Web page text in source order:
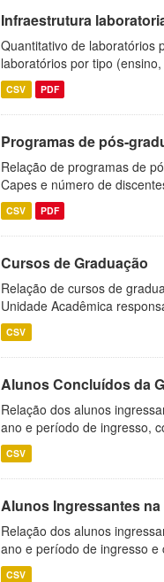
Infraestrutura
Quantitativo de laboratórios
laboratórios por tipo
CSV PDF
Programas de pós-
Relação de programas de
Capes e número de
CSV PDF
Cursos de Graduação
Relação de cursos de
Unidade Acadêmica
CSV
Alunos Concluídos da
Relação dos alunos
ano e período de ingresso,
CSV
Alunos Ingressantes na
Relação dos alunos
ano e período de ingresso
CSV